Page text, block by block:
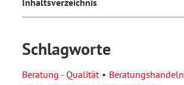
Inhaltsverzeichnis
Schlagworte
Beratung - Qualität
Beratungshandeln